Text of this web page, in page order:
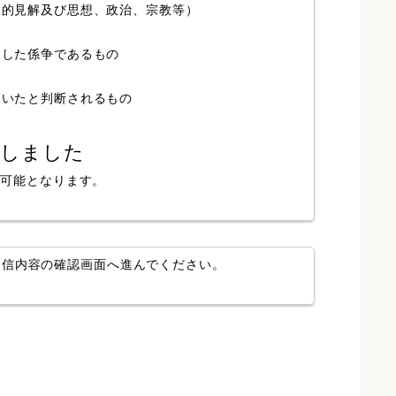
見解及び思想、政治、宗教等）
た係争であるもの
たと判断されるもの
ました
能となります。
内容の確認画面へ進んでください。